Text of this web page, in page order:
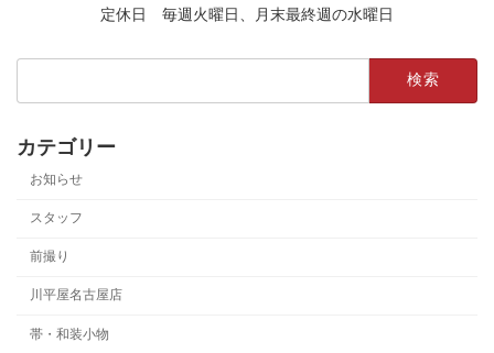
定休日 毎週火曜日、月末最終週の水曜日
カテゴリー
お知らせ
スタッフ
前撮り
川平屋名古屋店
帯・和装小物